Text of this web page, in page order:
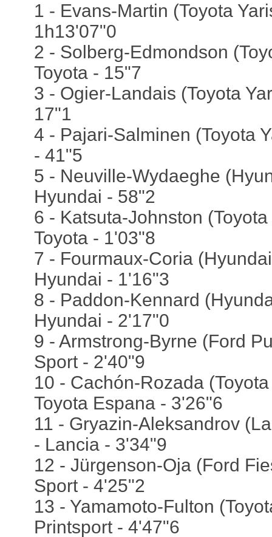
1 - Evans-Martin (Toyota
1h13'07"0
2 - Solberg-Edmondson
Toyota - 15"7
3 - Ogier-Landais (Toyota
17"1
4 - Pajari-Salminen (Toyota
- 41"5
5 - Neuville-Wydaeghe
Hyundai - 58"2
6 - Katsuta-Johnston
Toyota - 1'03"8
7 - Fourmaux-Coria
Hyundai - 1'16"3
8 - Paddon-Kennard
Hyundai - 2'17"0
9 - Armstrong-Byrne (Ford
Sport - 2'40"9
10 - Cachón-Rozada
Toyota Espana - 3'26"6
11 - Gryazin-Aleksandrov
- Lancia - 3'34"9
12 - Jürgenson-Oja (Ford
Sport - 4'25"2
13 - Yamamoto-Fulton
Printsport - 4'47"6